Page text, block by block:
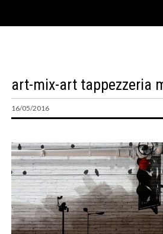
art-mix-art tappezzeria
16/05/2016